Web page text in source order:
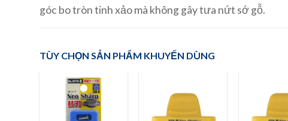
góc bo tròn tinh xảo mà không gây tưa nứt sớ gỗ.
TÙY CHỌN SẢN PHẨM KHUYẾN DÙNG